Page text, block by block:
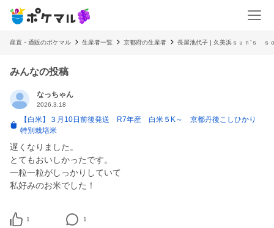
産直・通販のポケマル 生産者一覧 京都府の生産者 長屋池代子 | 久美浜ｓｕｎ’ｓ ｓ
みんなの投稿
なっちゃん
2026.3.18
【白米】３月10日前後発送 R7年産 白米５K～ 京都丹後こしひかり
特別栽培米
遅くなりました。
とてもおいしかったです。
一粒一粒がしっかりしていて
私好みのお米でした！
1 1